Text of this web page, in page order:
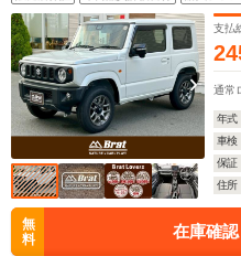
キープアシスト 純正フロアマ
支払
通常
年式
車検
保証
住所
無
料
在庫確